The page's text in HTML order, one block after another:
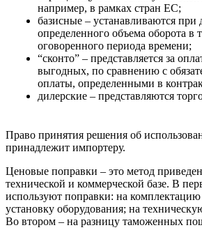
например, в рамках стран ЕС;
базисные – устанавливаются при
определенного объема оборота в
оговоренного периода времени;
“сконто” – представляется за
выгодных, по сравнению с
оплаты, определенными в
дилерские – представляются
Право принятия решения об
принадлежит импортеру.
Ценовые поправки – это метод
технической и коммерческой базе. В
используют поправки: на комплектацию
установку оборудования; на
Во втором – на разницу таможенных